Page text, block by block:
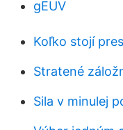
gEUV
Koľko stojí
Stratené
Sila v minulej